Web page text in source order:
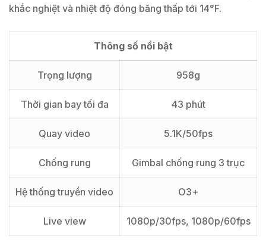
khắc nghiệt và nhiệt độ đóng băng thấp tới 14°F.
Thông số nổi bật
Trọng lượng 958g
Thời gian bay tối đa 43 phút
Quay video 5.1K/50fps
Chống rung Gimbal chống rung 3 trục
Hệ thống truyền video O3+
Live view 1080p/30fps, 1080p/60fps